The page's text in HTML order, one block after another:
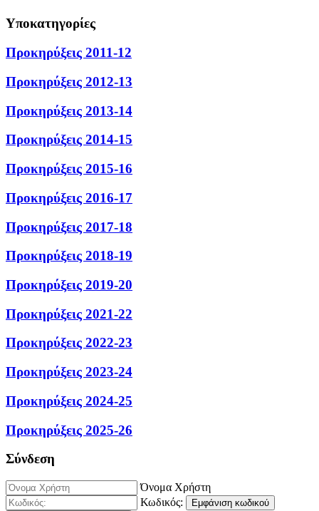
Υποκατηγορίες
Προκηρύξεις 2011-12
Προκηρύξεις 2012-13
Προκηρύξεις 2013-14
Προκηρύξεις 2014-15
Προκηρύξεις 2015-16
Προκηρύξεις 2016-17
Προκηρύξεις 2017-18
Προκηρύξεις 2018-19
Προκηρύξεις 2019-20
Προκηρύξεις 2021-22
Προκηρύξεις 2022-23
Προκηρύξεις 2023-24
Προκηρύξεις 2024-25
Προκηρύξεις 2025-26
Σύνδεση
Όνομα Χρήστη
Κωδικός:
Εμφάνιση κωδικού